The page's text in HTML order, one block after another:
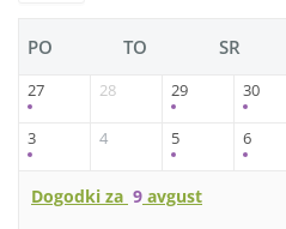
PO TO SR
27 28 29 30
3 4 5 6
Dogodki za 9 avgust